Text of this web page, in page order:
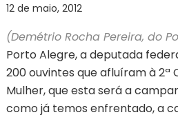
12 de maio, 2012
(Demétrio Rocha Pereira, do
Porto Alegre, a deputada
200 ouvintes que afluíram à 2ª
Mulher, que esta será a
como já temos enfrentado, a